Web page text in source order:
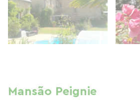
Mansão Peignie